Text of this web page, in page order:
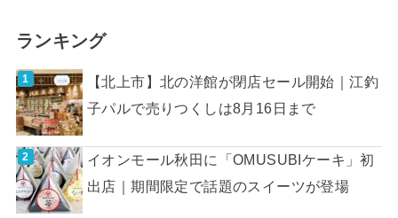
ランキング
【北上市】北の洋館が閉店セール開始｜江釣
子パルで売りつくしは8月16日まで
イオンモール秋田に「OMUSUBIケーキ」初
出店｜期間限定で話題のスイーツが登場